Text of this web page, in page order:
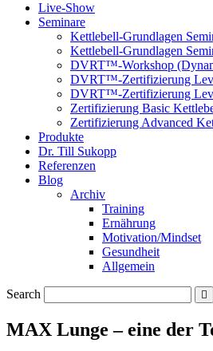
Live-Show
Seminare
Kettlebell-Grundlagen
Kettlebell-Grundlagen
DVRT™-Workshop
DVRT™-Zertifizierung
DVRT™-Zertifizierung
Zertifizierung Basic
Zertifizierung Advanced
Produkte
Dr. Till Sukopp
Referenzen
Blog
Archiv
Training
Ernährung
Motivation/Mindset
Gesundheit
Allgemein
Search
MAX Lunge – eine der